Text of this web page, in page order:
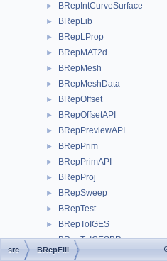
► BRepIntCurveSurface
► BRepLib
► BRepLProp
► BRepMAT2d
► BRepMesh
► BRepMeshData
► BRepOffset
► BRepOffsetAPI
► BRepPreviewAPI
► BRepPrim
► BRepPrimAPI
► BRepProj
► BRepSweep
► BRepTest
► BRepToIGES
► BRepToIGESBRep
► BRepTools
src BRepFill